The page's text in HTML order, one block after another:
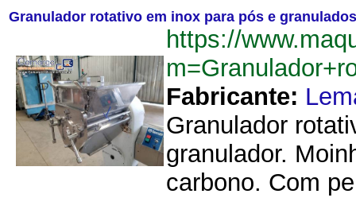
Granulador rotativo em inox para pós e
https://
Fabricante:
Granulador
granulador.
carbono. Com